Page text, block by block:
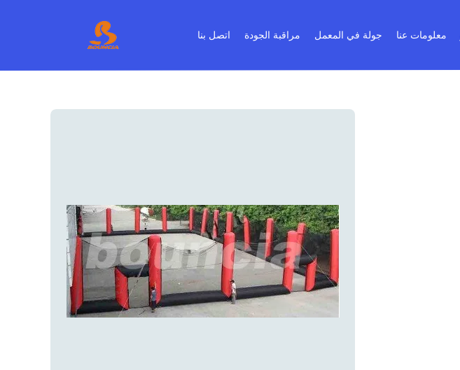
معلومات عنا جولة في المعمل مراقبة الجودة اتصل بنا